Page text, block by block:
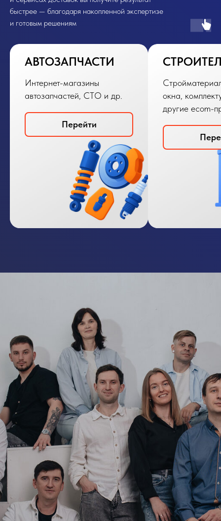
быстрее — благодаря накопленной экспертизе
и готовым решениям
АВТОЗАПЧАСТИ
Интернет-магазины
автозапчастей, СТО и др.
Перейти
окна,
другие ecom-